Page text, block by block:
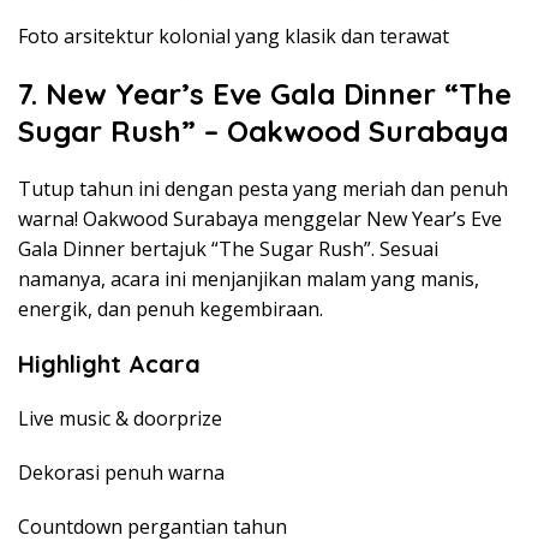
Foto arsitektur kolonial yang klasik dan terawat
7. New Year’s Eve Gala Dinner “The
Sugar Rush” – Oakwood Surabaya
Tutup tahun ini dengan pesta yang meriah dan penuh
warna! Oakwood Surabaya menggelar New Year’s Eve
Gala Dinner bertajuk “The Sugar Rush”. Sesuai
namanya, acara ini menjanjikan malam yang manis,
energik, dan penuh kegembiraan.
Highlight Acara
Live music & doorprize
Dekorasi penuh warna
Countdown pergantian tahun